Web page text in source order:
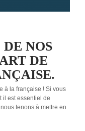
NOS
DE
à la française ! Si vous
il est essentiel de
tenons à mettre en